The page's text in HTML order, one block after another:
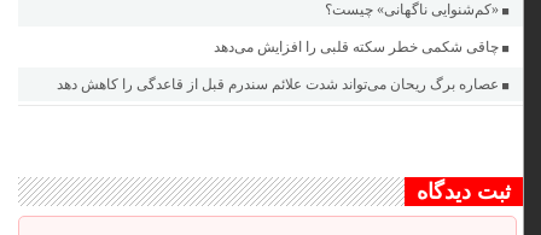
«کم‌شنوایی ناگهانی» چیست؟
چاقی شکمی خطر سکته قلبی را افزایش می‌دهد
عصاره برگ ریحان می‌تواند شدت علائم سندرم قبل از قاعدگی را کاهش دهد
ثبت دیدگاه